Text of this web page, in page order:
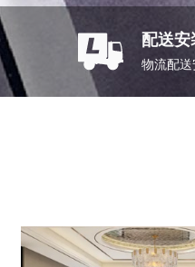
配送安
物流配送